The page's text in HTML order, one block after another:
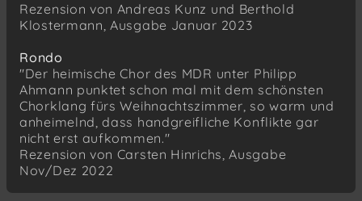
Schlesisches Volkslied
Trond Kverno (*1945)
Ave Maris Stella (1976)
Anton Reinthaler (*1950)
In diesen dunklen Tagen (1991)
traditionell
O Tannenbaum, du trägst ein’ grünen Zweig
(1812)
Rezension von Andreas Kunz und Berthold
Klostermann, Ausgabe Januar 2023
Rondo
"Der heimische Chor des MDR unter Philipp
Ahmann punktet schon mal mit dem schönsten
Chorklang fürs Weihnachtszimmer, so warm und
anheimelnd, dass handgreifliche Konflikte gar
nicht erst aufkommen."
Rezension von Carsten Hinrichs, Ausgabe
Nov/Dez 2022